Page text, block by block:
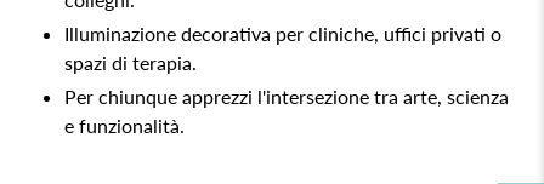
Illuminazione decorativa per cliniche, uffici privati o
spazi di terapia.
Per chiunque apprezzi l'intersezione tra arte, scienza
e funzionalità.